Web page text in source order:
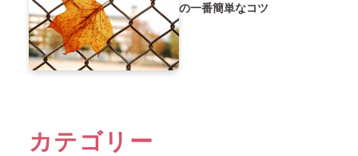
の一番簡単なコツ
カテゴリー